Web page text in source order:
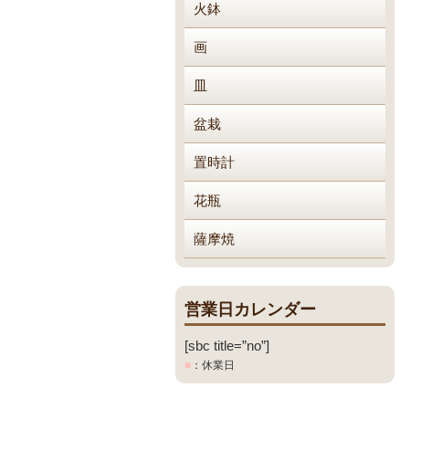
火鉢
画
皿
盆栽
置時計
花瓶
薩摩焼
営業日カレンダー
[sbc title=”no”]
■ ：休業日